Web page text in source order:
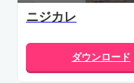
ニジカレ
ダウンロード